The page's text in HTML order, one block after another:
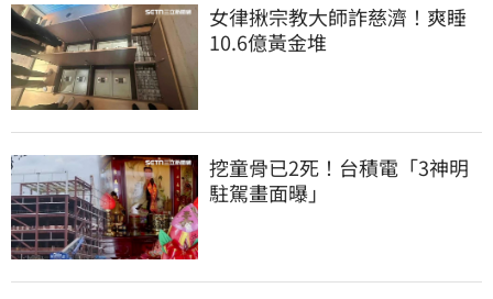
女律揪宗教大師詐慈濟！爽睡
10.6億黃金堆
挖童骨已2死！台積電「3神明
駐駕畫面曝」